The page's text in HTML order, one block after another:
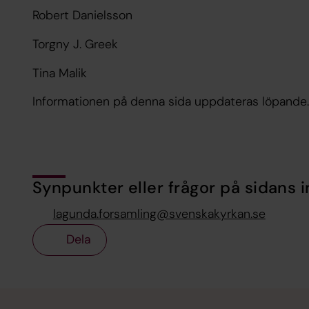
Robert Danielsson
Torgny J. Greek
Tina Malik
Informationen på denna sida uppdateras löpande.
Synpunkter eller frågor på sidans
lagunda.forsamling@svenskakyrkan.se
Dela